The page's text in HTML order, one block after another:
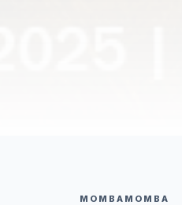
MOMBAMOMBA